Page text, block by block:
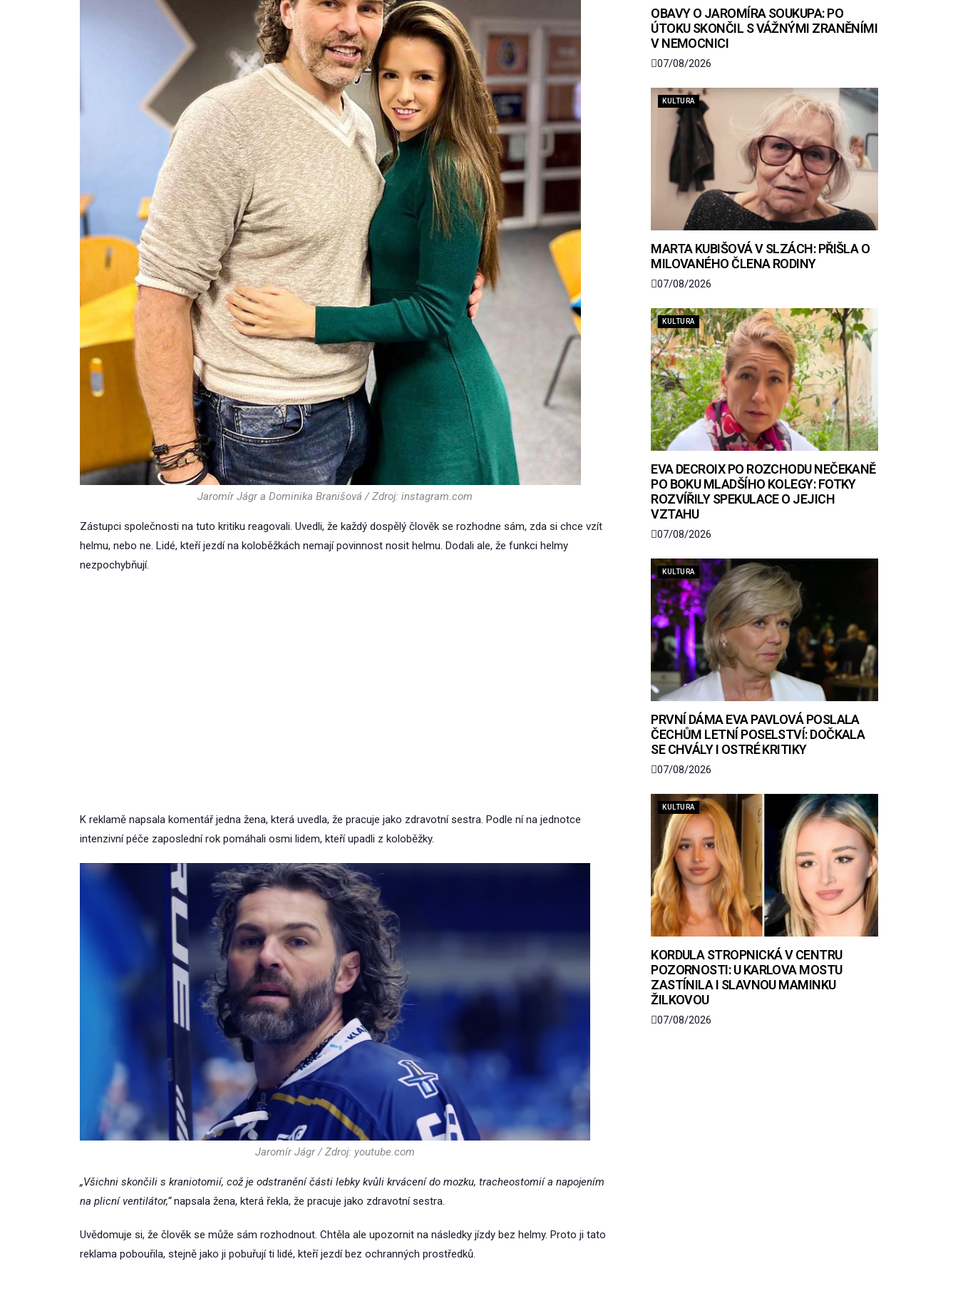
Jaromír Jágr a Dominika Branišová / Zdroj: instagram.com
Zástupci společnosti na tuto kritiku reagovali. Uvedli, že každý dospělý člověk se rozhodne sám, zda si chce vzít
helmu, nebo ne. Lidé, kteří jezdí na koloběžkách nemají povinnost nosit helmu. Dodali ale, že funkci helmy
nezpochybňují.
K reklamě napsala komentář jedna žena, která uvedla, že pracuje jako zdravotní sestra. Podle ní na jednotce
intenzivní péče zaposlední rok pomáhali osmi lidem, kteří upadli z koloběžky.
Jaromír Jágr / Zdroj: youtube.com
„Všichni skončili s kraniotomií, což je odstranění části lebky kvůli krvácení do mozku, tracheostomií a napojením
na plicní ventilátor,“napsala žena, která řekla, že pracuje jako zdravotní sestra.
Uvědomuje si, že člověk se může sám rozhodnout. Chtěla ale upozornit na následky jízdy bez helmy. Proto ji tato
reklama pobouřila, stejně jako ji pobuřují ti lidé, kteří jezdí bez ochranných prostředků.
OBAVY O JAROMÍRA SOUKUPA: PO
ÚTOKU SKONČIL S VÁŽNÝMI ZRANĚNÍMI
V NEMOCNICI
07/08/2026
KULTURA
MARTA KUBIŠOVÁ V SLZÁCH: PŘIŠLA O
MILOVANÉHO ČLENA RODINY
07/08/2026
KULTURA
EVA DECROIX PO ROZCHODU NEČEKANĚ
PO BOKU MLADŠÍHO KOLEGY: FOTKY
ROZVÍŘILY SPEKULACE O JEJICH
VZTAHU
07/08/2026
KULTURA
PRVNÍ DÁMA EVA PAVLOVÁ POSLALA
ČECHŮM LETNÍ POSELSTVÍ: DOČKALA
SE CHVÁLY I OSTRÉ KRITIKY
07/08/2026
KULTURA
KORDULA STROPNICKÁ V CENTRU
POZORNOSTI: U KARLOVA MOSTU
ZASTÍNILA I SLAVNOU MAMINKU
ŽILKOVOU
07/08/2026